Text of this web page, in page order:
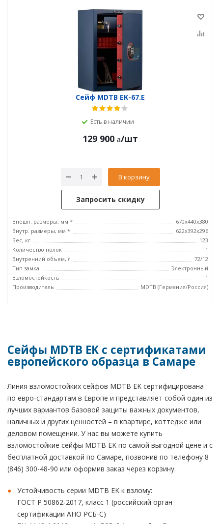
Сейф MDTB EK-67.E
Есть в наличии
129 900 /шт
В корзину
Запросить скидку
Внешн. размеры, мм *
670x440x380
Внутр. размеры, мм *
622x392x296
Вес, кг
123
Количество полок
1
Внутренний объем, л
72/12
Тип замка
Электронный
Взломостойкость
1
Производитель
MDTB (Германия/Россия)
Сейфы MDTB EK с сертификатами
европейского образца в Самаре
Линия взломостойких сейфов MDTB EK сертифицирована
по евро-стандартам в Европе и представляет собой один из
лучших вариантов базовой защиты важных документов,
наличных и других ценностей – в квартире, коттедже или
деловом помещении. У нас вы можете купить
взломостойкие сейфы MDTB EK по самой выгодной цене и с
бесплатной доставкой по Самаре, позвонив по телефону 8
(846) 300-48-90 или оформив заказ через корзину.
Устойчивость серии MDTB EK к взлому:
ГОСТ Р 50862-2017, класс 1 (российский орган
сертификации АНО РСБ-С)